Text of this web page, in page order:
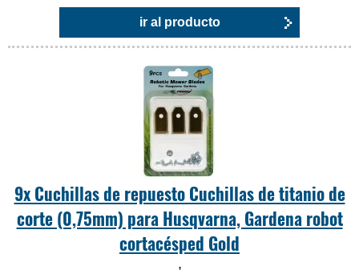
ir al producto
9x Cuchillas de repuesto Cuchillas de titanio de
corte (0,75mm) para Husqvarna, Gardena robot
cortacésped Gold
,